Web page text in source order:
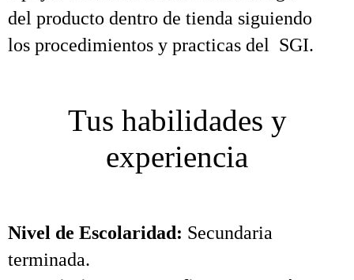
del producto dentro de tienda siguiendo
los procedimientos y practicas del SGI.
Tus habilidades y
experiencia
Nivel de Escolaridad: Secundaria
terminada.